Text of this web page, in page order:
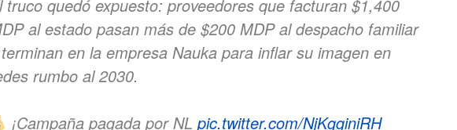
truco quedó expuesto: proveedores que facturan $1,400
al estado pasan más de $200 MDP al despacho familiar
en la empresa Nauka para inflar su imagen en
rumbo al 2030.
¡Campaña pagada por NL pic.twitter.com/NjKgginiRH